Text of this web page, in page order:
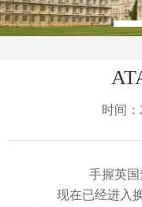
时间：
手握英国
现在已经进入